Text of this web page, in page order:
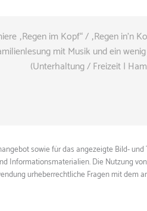
„Regen im Kopf“ / „Regen in’n
mit Musik und ein
(Unterhaltung / Freizeit |
sowie für das angezeigte Bild-
Informationsmaterialien. Die Nutzung
urheberrechtliche Fragen mit dem